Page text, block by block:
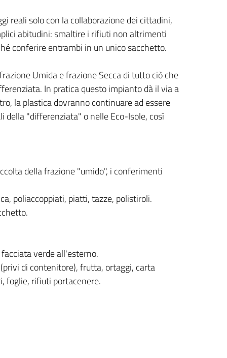
reali solo con la collaborazione dei cittadini,
abitudini: smaltire i rifiuti non altrimenti
conferire entrambi in un unico sacchetto.
Umida e frazione Secca di tutto ciò che
In pratica questo impianto dà il via a
la plastica dovranno continuare ad essere
"differenziata" o nelle Eco-Isole, così
della frazione "umido", i conferimenti
poliaccoppiati, piatti, tazze, polistiroli.
verde all'esterno.
di contenitore), frutta, ortaggi, carta
foglie, rifiuti portacenere.